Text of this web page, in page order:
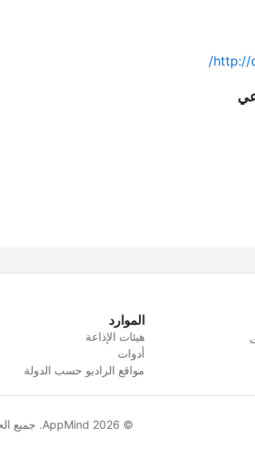
http://
الموارد
هيئات الإذاعة
أدوات
مواقع الراديو حسب الدولة
© AppMind 2026. جميع الحقوق محفوظة.